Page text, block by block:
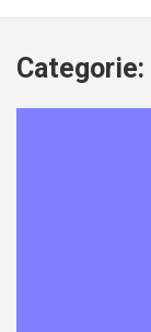
Categorie: